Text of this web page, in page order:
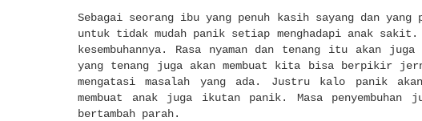
Sebagai seorang ibu yang penuh kasih sayang dan
untuk tidak mudah panik setiap menghadapi anak
kesembuhannya. Rasa nyaman dan tenang itu akan
yang tenang juga akan membuat kita bisa berpikir
mengatasi masalah yang ada. Justru kalo panik
membuat anak juga ikutan panik. Masa
bertambah parah.